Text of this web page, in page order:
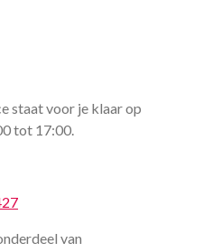
staat voor je klaar op
tot 17:00.
van